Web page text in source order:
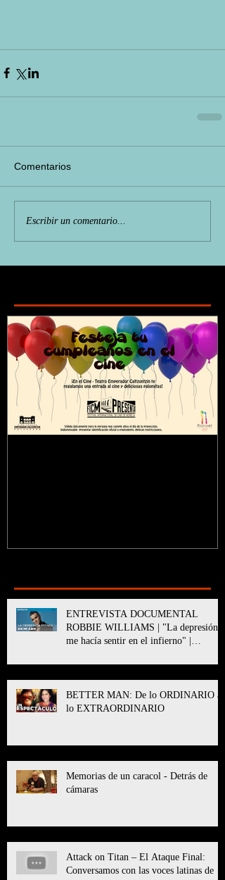
Comentarios
Escribir un comentario...
ENTREVISTA DOCUMENTAL
ROBBIE WILLIAMS | "La depresión
me hacía sentir en el infierno" |
BETTER MAN: De lo ORDINARIO a
lo EXTRAORDINARIO
Memorias de un caracol - Detrás de
cámaras
Attack on Titan – El Ataque Final:
Conversamos con las voces latinas de